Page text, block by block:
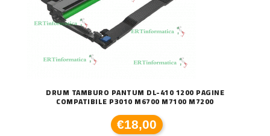
DRUM TAMBURO PANTUM DL-410 1200 PAGINE
COMPATIBILE P3010 M6700 M7100 M7200
€18,00